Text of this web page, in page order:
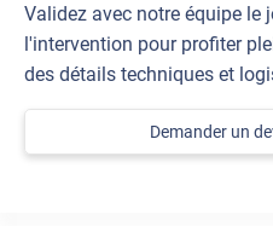
Validez avec notre équipe le
l'intervention pour profiter
des détails techniques et
Demander un